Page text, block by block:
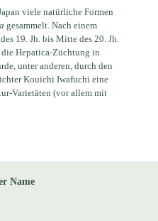
viele natürliche Formen
gesammelt. Nach einem
19. Jh. bis Mitte des 20. Jh.
Hepatica-Züchtung in
unter anderen, durch den
Kouichi Iwafuchi eine
Varietäten (vor allem mit
Name